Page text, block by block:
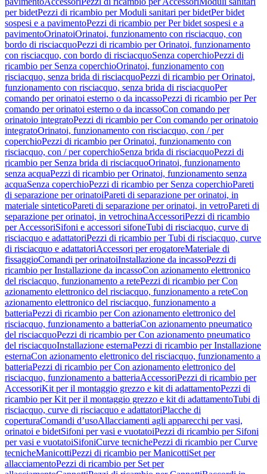
per bidetPezzi di ricambio per Moduli sanitari per bidetPer bidet
sospesi e a pavimentoPezzi di ricambio per Per bidet sospesi e a
pavimentoOrinatoiOrinatoi, funzionamento con risciacquo, con
bordo di risciacquoPezzi di ricambio per Orinatoi, funzionamento
con risciacquo, con bordo di risciacquoSenza coperchioPezzi di
ricambio per Senza coperchioOrinatoi, funzionamento con
risciacquo, senza brida di risciacquoPezzi di ricambio per Orinatoi,
funzionamento con risciacquo, senza brida di risciacquoPer
comando per orinatoi esterno o da incassoPezzi di ricambio per Per
comando per orinatoi esterno o da incassoCon comando per
orinatoio integratoPezzi di ricambio per Con comando per orinatoio
integratoOrinatoi, funzionamento con risciacquo, con / per
coperchioPezzi di ricambio per Orinatoi, funzionamento con
risciacquo, con / per coperchioSenza brida di risciacquoPezzi di
ricambio per Senza brida di risciacquoOrinatoi, funzionamento
senza acquaPezzi di ricambio per Orinatoi, funzionamento senza
acquaSenza coperchioPezzi di ricambio per Senza coperchioPareti
di separazione per orinatoiPareti di separazione per orinatoi, in
materiale sinteticoPareti di separazione per orinatoi, in vetroPareti di
separazione per orinatoi, in vetrochinaAccessoriPezzi di ricambio
per AccessoriSifoni e accessori sifoneTubi di risciacquo, curve di
risciacquo e adattatoriPezzi di ricambio per Tubi di risciacquo, curve
di risciacquo e adattatoriAccessori per erogatoreMateriale di
fissaggioComandi per orinatoiInstallazione da incassoPezzi di
ricambio per Installazione da incassoCon azionamento elettronico
del risciacquo, funzionamento a retePezzi di ricambio per Con
azionamento elettronico del risciacquo, funzionamento a reteCon
azionamento elettronico del risciacquo, funzionamento a
batteriaPezzi di ricambio per Con azionamento elettronico del
risciacquo, funzionamento a batteriaCon azionamento pneumatico
del risciacquoPezzi di ricambio per Con azionamento pneumatico
del risciacquoInstallazione esternaPezzi di ricambio per Installazione
esternaCon azionamento elettronico del risciacquo, funzionamento a
batteriaPezzi di ricambio per Con azionamento elettronico del
risciacquo, funzionamento a batteriaAccessoriPezzi di ricambio per
AccessoriKit per il montaggio grezzo e kit di adattamentoPezzi di
ricambio per Kit per il montaggio grezzo e kit di adattamentoTubi di
risciacquo, curve di risciacquo e adattatoriPlacche di
coperturaComandi d’usoAllacciamenti agli apparecchi per vasi,
orinatoi e bidetSifoni per vasi e vuotatoiPezzi di ricambio per Sifoni
per vasi e vuotatoiSifoniCurve tecnichePezzi di ricambio per Curve
tecnicheManicottiPezzi di ricambio per ManicottiSet per
allacciamentoPezzi di ricambio per Set per